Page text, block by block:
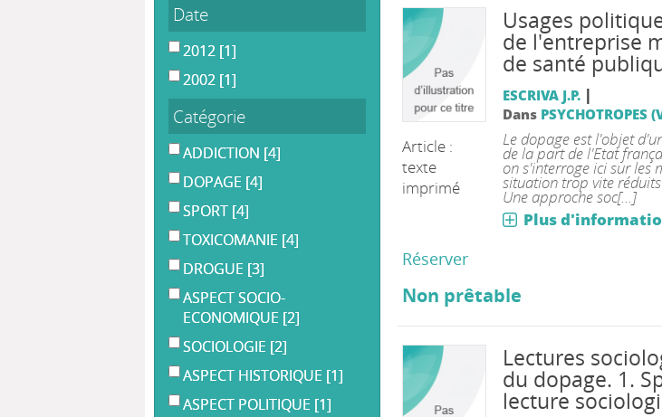
Article :
texte
imprimé
Usages
de l'entreprise
de santé
ESCRIVA J.P. |
Dans PSYCHOTROPES
Le dopage est l'objet
de la part de l'Etat
on s'interroge ici sur les
situation trop vite
Une approche soc[...]
Plus
Réserver
Non prêtable
Lectures
du dopage. 1.
lecture
Date
2012 [1]
2002 [1]
Catégorie
ADDICTION [4]
DOPAGE [4]
SPORT [4]
TOXICOMANIE [4]
DROGUE [3]
ASPECT SOCIO-
ECONOMIQUE [2]
SOCIOLOGIE [2]
ASPECT HISTORIQUE [1]
ASPECT POLITIQUE [1]